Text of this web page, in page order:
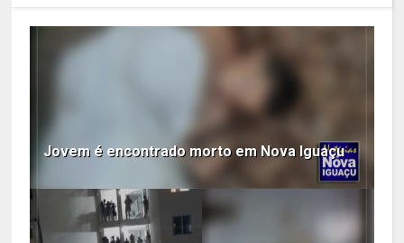
Jovem é encontrado morto em Nova Iguaçu